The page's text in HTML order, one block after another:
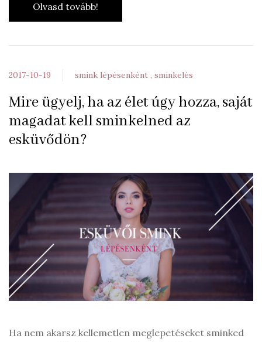
Olvasd tovább!
2017-10-19 smink lépésenként sminkelés
Mire ügyelj, ha az élet úgy hozza, saját
magadat kell sminkelned az
esküvődön?
Ha nem akarsz kellemetlen meglepetéseket sminked